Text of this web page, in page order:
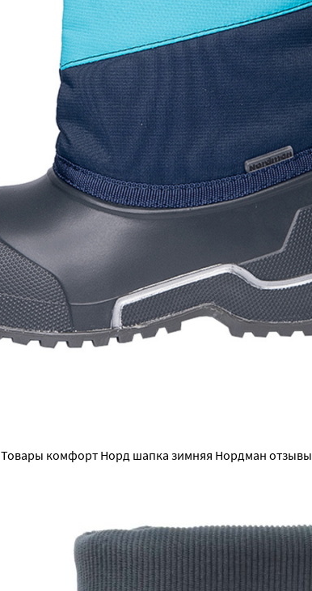
Товары комфорт Норд шапка зимняя Нордман отзывы